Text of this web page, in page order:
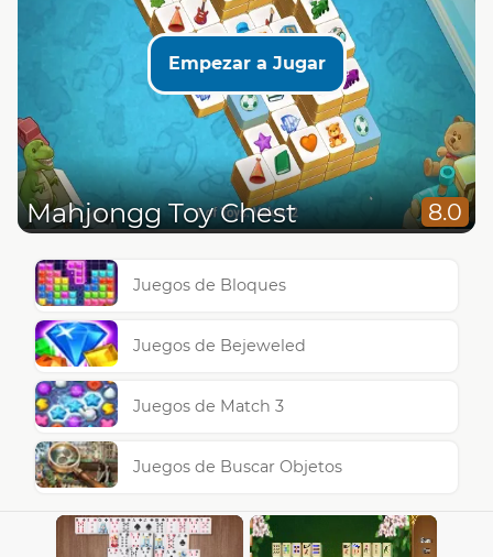
Empezar a Jugar
Mahjongg Toy Chest 8.0
Juegos de Bloques
Juegos de Bejeweled
Juegos de Match 3
Juegos de Buscar Objetos